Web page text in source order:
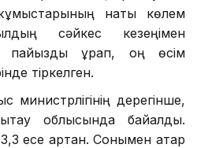
нақты көлем
сәйкес кезеңімен
пайызды құрап, оң өсім
тіркелген.
министрлігінің дерегінше,
облысында байқалды.
есе артқан. Сонымен қатар